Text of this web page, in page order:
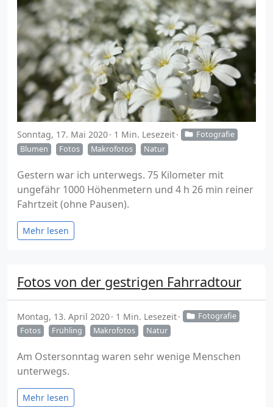
Sonntag, 17. Mai 2020 1 Min. Lesezeit
Fotografie
Blumen
Fotos Makrofotos Natur
Gestern war ich unterwegs. 75 Kilometer mit
ungefähr 1000 Höhenmetern und 4 h 26 min reiner
Fahrtzeit (ohne Pausen).
Mehr lesen
Fotos von der gestrigen Fahrradtour
Montag, 13. April 2020 1 Min. Lesezeit
Fotografie
Fotos
Frühling Makrofotos Natur
Am Ostersonntag waren sehr wenige Menschen
unterwegs.
Mehr lesen